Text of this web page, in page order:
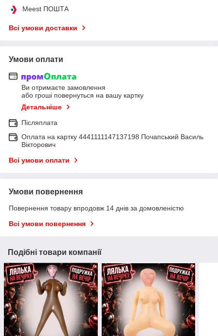
Meest ПОШТА
Всі умови доставки
Умови оплати
Ви отримаєте замовлення
або гроші повернуться на вашу картку
Детальніше
Післяплата
Оплата на картку 4441111147137198 Почапський Василь
Вікторович
Всі умови оплати
Умови повернення
Повернення товару впродовж 14 днів за домовленістю
Всі умови повернення
Подібні товари компанії